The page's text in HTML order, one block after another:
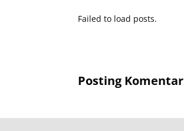
Failed to load posts.
Posting Komentar